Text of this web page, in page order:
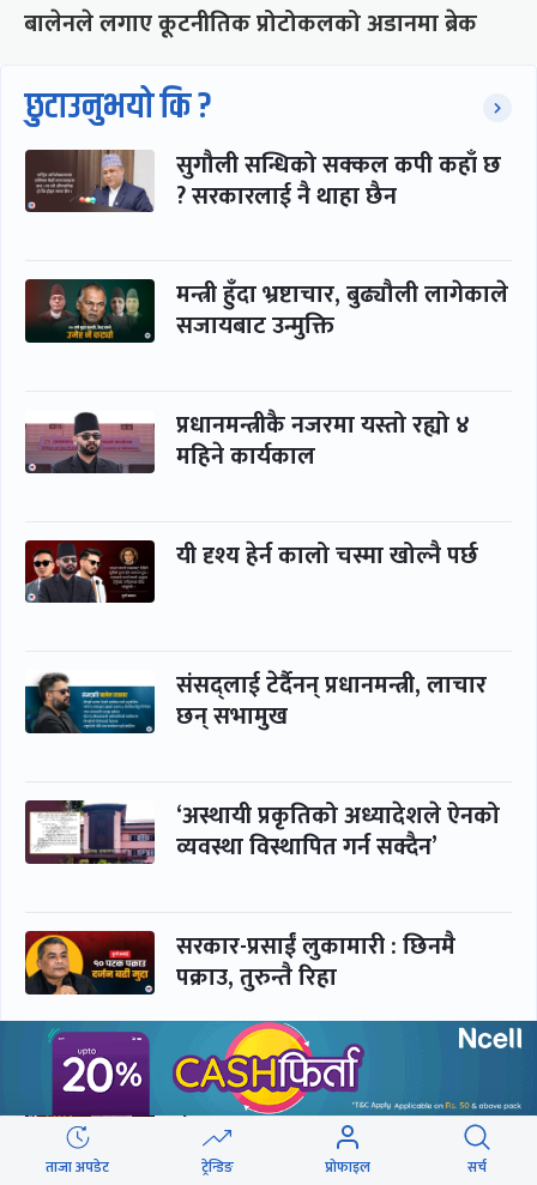
बालेनले लगाए कूटनीतिक प्रोटोकलको अडानमा ब्रेक
छुटाउनुभयो कि ?
सुगौली सन्धिको सक्कल कपी कहाँ छ
? सरकारलाई नै थाहा छैन
मन्त्री हुँदा भ्रष्टाचार, बुढ्यौली लागेकाले
सजायबाट उन्मुक्ति
प्रधानमन्त्रीकै नजरमा यस्तो रह्यो ४
महिने कार्यकाल
यी दृश्य हेर्न कालो चस्मा खोल्नै पर्छ
संसद्लाई टेर्दैनन् प्रधानमन्त्री, लाचार
छन् सभामुख
‘अस्थायी प्रकृतिको अध्यादेशले ऐनको
व्यवस्था विस्थापित गर्न सक्दैन’
सरकार-प्रसाईं लुकामारी : छिनमै
पक्राउ, तुरुन्तै रिहा
‘कामचलाउ’ नेतृत्वले थलियो स्वास्थ्य
क्षेत्र
ताजा अपडेट ट्रेन्डिङ प्रोफाइल सर्च